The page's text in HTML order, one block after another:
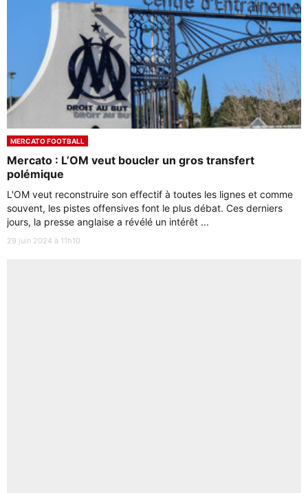
MERCATO FOOTBALL
Mercato : L’OM veut boucler un gros transfert
polémique
L'OM veut reconstruire son effectif à toutes les lignes et comme
souvent, les pistes offensives font le plus débat. Ces derniers
jours, la presse anglaise a révélé un intérêt ...
29 juin 2024 à 11h10